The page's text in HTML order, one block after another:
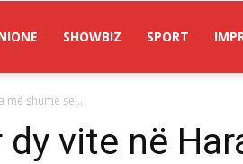
SHOWBIZ SPORT
më shumë se...
vite në